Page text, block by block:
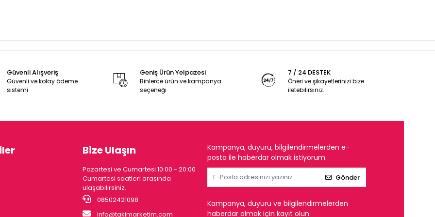
Güvenli Alışveriş
Güvenli ve kolay ödeme
sistemi
Geniş Ürün Yelpazesi
Binlerce ürün ve kampanya
seçeneği
7 / 24 DESTEK
Öneri ve şikayetlerinizi bize
iletebilirsiniz.
Bize Ulaşın
Pazartesi ve Cumartesi 10:00 - 20:00
Cumartesi saatleri arasında
ulaşabilirsiniz.
08502421098
info@takimarketim.com
Kampanya, duyuru, bilgilendirmelerden e-
posta ile haberdar olmak istiyorum.
Gönder
Kampanya, duyuru ve bilgilendirmelerden
haberdar olmak için kayıt olun.